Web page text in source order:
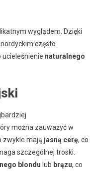
wyglądem. Dzięki
często
naturalnego
można zauważyć w
zwykle mają jasną cerę, co
szczególnej troski.
blondu lub brązu, co